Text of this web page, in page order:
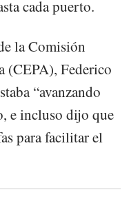
cada puerto.
la Comisión
(CEPA), Federico
“avanzando
e incluso dijo que
para facilitar el